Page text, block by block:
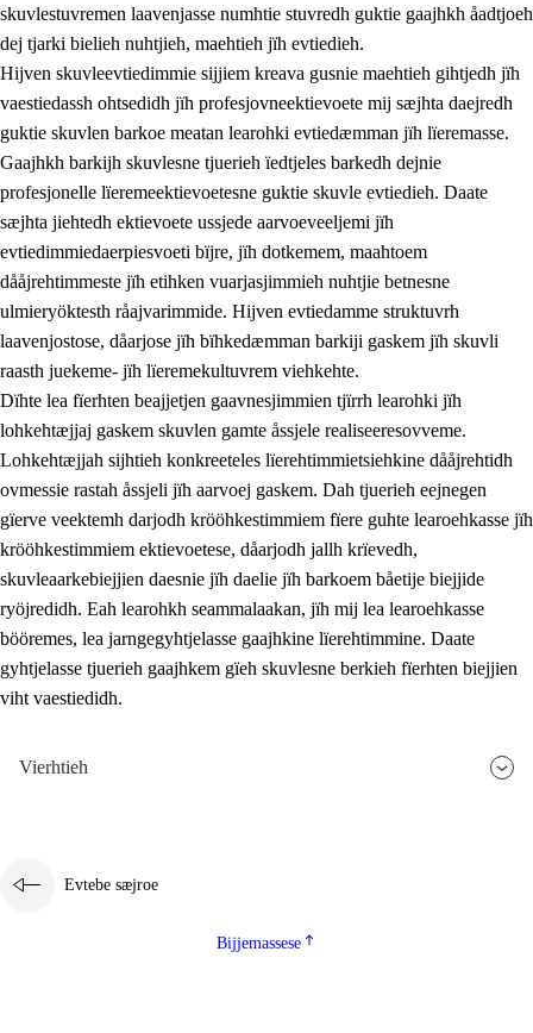
skuvlestuvremen laavenjasse numhtie stuvredh guktie gaajhkh åadtjoeh
dej tjarki bielieh nuhtjieh, maehtieh jïh evtiedieh.
Hijven skuvleevtiedimmie sijjiem kreava gusnie maehtieh gihtjedh jïh
vaestiedassh ohtsedidh jïh profesjovneektievoete mij sæjhta daejredh
guktie skuvlen barkoe meatan learohki evtiedæmman jïh lïeremasse.
Gaajhkh barkijh skuvlesne tjuerieh ïedtjeles barkedh dejnie
profesjonelle lïeremeektievoetesne guktie skuvle evtiedieh. Daate
sæjhta jiehtedh ektievoete ussjede aarvoeveeljemi jïh
evtiedimmiedaerpiesvoeti bïjre, jïh dotkemem, maahtoem
dååjrehtimmeste jïh etihken vuarjasjimmieh nuhtjie betnesne
ulmieryöktesth råajvarimmide. Hijven evtiedamme struktuvrh
laavenjostose, dåarjose jïh bïhkedæmman barkiji gaskem jïh skuvli
raasth juekeme- jïh lïeremekultuvrem viehkehte.
Dïhte lea fïerhten beajjetjen gaavnesjimmien tjïrrh learohki jïh
lohkehtæjjaj gaskem skuvlen gamte åssjele realiseeresovveme.
Lohkehtæjjah sijhtieh konkreeteles lïerehtimmietsiehkine dååjrehtidh
ovmessie rastah åssjeli jïh aarvoej gaskem. Dah tjuerieh eejnegen
gïerve veektemh darjodh krööhkestimmiem fïere guhte learoehkasse jïh
krööhkestimmiem ektievoetese, dåarjodh jallh krïevedh,
skuvleaarkebiejjien daesnie jïh daelie jïh barkoem båetije biejjide
ryöjredidh. Eah learohkh seammalaakan, jïh mij lea learoehkasse
bööremes, lea jarngegyhtjelasse gaajhkine lïerehtimmine. Daate
gyhtjelasse tjuerieh gaajhkem gïeh skuvlesne berkieh fïerhten biejjien
viht vaestiedidh.
Vierhtieh
Evtebe sæjroe
Bijjemassese